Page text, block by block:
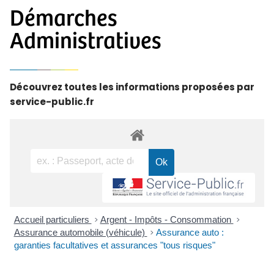
Démarches
Administratives
Découvrez toutes les informations proposées par
service-public.fr
Accueil particuliers > Argent - Impôts - Consommation >
Assurance automobile (véhicule) > Assurance auto :
garanties facultatives et assurances "tous risques"